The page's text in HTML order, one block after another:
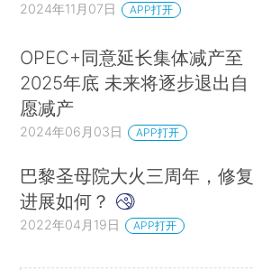
2024年11月07日 APP打开
OPEC+同意延长集体减产至
2025年底 未来将逐步退出自
愿减产
2024年06月03日 APP打开
巴黎圣母院大火三周年，修复
进展如何？
2022年04月19日 APP打开